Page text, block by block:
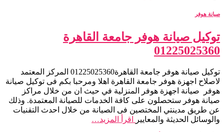
صيانة هوفر
توكيل صيانة هوفر جامعة القاهرة
01225025360
توكيل صيانة هوفر جامعة القاهرة01225025360 المركز المعتمد
لاصلاح اجهزة هوفر جامعة القاهرة اهلا ومرحبا بكم فى توكيل صيانة
هوفر صيانة اجهزة هوفر المنزلية في حيث ان من خلال مراكز
صيانة هوفر ستحصلون على كافة الخدمات للصيانة المعتمدة. وذلك
عن طريق مدينتي المختصين فى الصيانة من خلال احدث التقنيات
والوسائل الحديثة والمعايير
اقرأ المزيد…